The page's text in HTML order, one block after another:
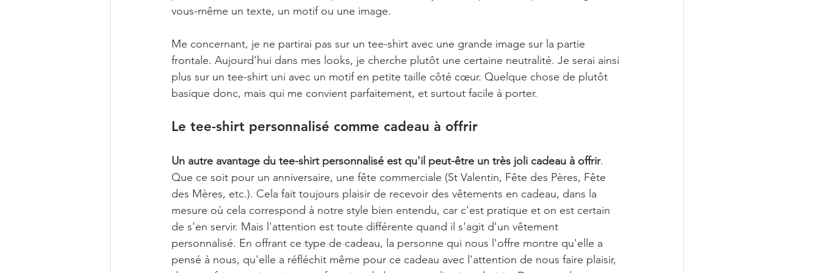
vous-même un texte, un motif ou une image.
Me concernant, je ne partirai pas sur un tee-shirt avec une grande image sur la partie
frontale. Aujourd'hui dans mes looks, je cherche plutôt une certaine neutralité. Je serai ainsi
plus sur un tee-shirt uni avec un motif en petite taille côté cœur. Quelque chose de plutôt
basique donc, mais qui me convient parfaitement, et surtout facile à porter.
Le tee-shirt personnalisé comme cadeau à offrir
Un autre avantage du tee-shirt personnalisé est qu'il peut-être un très joli cadeau à offrir.
Que ce soit pour un anniversaire, une fête commerciale (St Valentin, Fête des Pères, Fête
des Mères, etc.). Cela fait toujours plaisir de recevoir des vêtements en cadeau, dans la
mesure où cela correspond à notre style bien entendu, car c'est pratique et on est certain
de s'en servir. Mais l'attention est toute différente quand il s'agit d'un vêtement
personnalisé. En offrant ce type de cadeau, la personne qui nous l'offre montre qu'elle a
pensé à nous, qu'elle a réfléchit même pour ce cadeau avec l'attention de nous faire plaisir,